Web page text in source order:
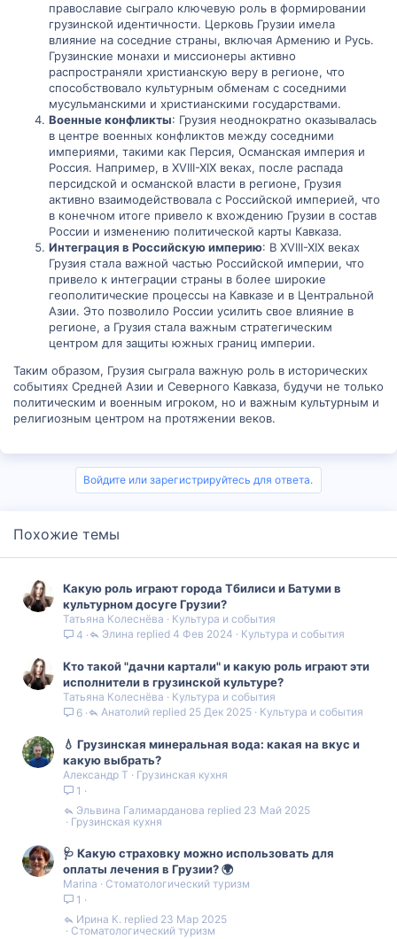
православие сыграло ключевую роль в формировании
грузинской идентичности. Церковь Грузии имела
влияние на соседние страны, включая Армению и Русь.
Грузинские монахи и миссионеры активно
распространяли христианскую веру в регионе, что
способствовало культурным обменам с соседними
мусульманскими и христианскими государствами.
Военные конфликты: Грузия неоднократно оказывалась
в центре военных конфликтов между соседними
империями, такими как Персия, Османская империя и
Россия. Например, в XVIII-XIX веках, после распада
персидской и османской власти в регионе, Грузия
активно взаимодействовала с Российской империей, что
в конечном итоге привело к вхождению Грузии в состав
России и изменению политической карты Кавказа.
Интеграция в Российскую империю: В XVIII-XIX веках
Грузия стала важной частью Российской империи, что
привело к интеграции страны в более широкие
геополитические процессы на Кавказе и в Центральной
Азии. Это позволило России усилить свое влияние в
регионе, а Грузия стала важным стратегическим
центром для защиты южных границ империи.
Таким образом, Грузия сыграла важную роль в исторических
событиях Средней Азии и Северного Кавказа, будучи не только
политическим и военным игроком, но и важным культурным и
религиозным центром на протяжении веков.
Войдите или зарегистрируйтесь для ответа.
Похожие темы
Какую роль играют города Тбилиси и Батуми в
культурном досуге Грузии?
Татьяна Колеснёва
Культура и события
4
Культура и события
4 Фев 2024
Элина
Кто такой "дачни картали" и какую роль играют эти
исполнители в грузинской культуре?
Татьяна Колеснёва
Культура и события
6
Культура и события
25 Дек 2025
Анатолий
💧 Грузинская минеральная вода: какая на вкус и
какую выбрать?
Александр Т
Грузинская кухня
1
Грузинская кухня
23 Май 2025
Эльвина Галимарданова
🩺 Какую страховку можно использовать для
оплаты лечения в Грузии? 🌍
Marina
Стоматологический туризм
1
Стоматологический туризм
23 Мар 2025
Ирина К.